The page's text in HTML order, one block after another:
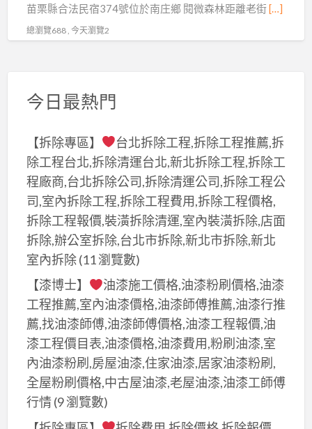
苗栗縣合法民宿374號位於南庄鄉 閱微森林距離老街[…]
總瀏覽688 , 今天瀏覽2
今日最熱門
【拆除專區】
台北拆除工程,拆除工程推薦,拆
除工程台北,拆除清運台北,新北拆除工程,拆除工
程廠商,台北拆除公司,拆除清運公司,拆除工程公
司,室內拆除工程,拆除工程費用,拆除工程價格,
拆除工程報價,裝潢拆除清運,室內裝潢拆除,店面
拆除,辦公室拆除,台北市拆除,新北市拆除,新北
室內拆除(11 瀏覽數)
【漆博士】
油漆施工價格,油漆粉刷價格,油漆
工程推薦,室內油漆價格,油漆師傅推薦,油漆行推
薦,找油漆師傅,油漆師傅價格,油漆工程報價,油
漆工程價目表,油漆價格,油漆費用,粉刷油漆,室
內油漆粉刷,房屋油漆,住家油漆,居家油漆粉刷,
全屋粉刷價格,中古屋油漆,老屋油漆,油漆工師傅
行情(9 瀏覽數)